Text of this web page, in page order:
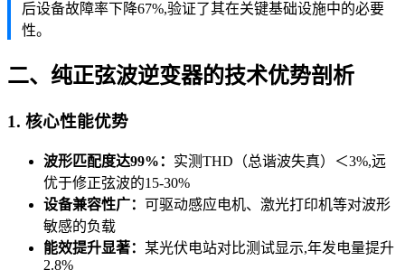
后设备故障率下降67%,验证了其在关键基础设施中的必要
性。
二、纯正弦波逆变器的技术优势剖析
1. 核心性能优势
波形匹配度达99%： 实测THD（总谐波失真）＜3%,远
优于修正弦波的15-30%
设备兼容性广： 可驱动感应电机、激光打印机等对波形
敏感的负载
能效提升显著： 某光伏电站对比测试显示,年发电量提升
2.8%